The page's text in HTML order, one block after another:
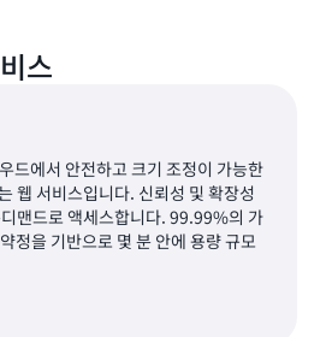
서비스가 긴밀하게 연결되어 있기
말합니다. “AWS 서비스를 사용하
구성할 수 있으므로 클라우드 설정
전하게 보호할 것이라 믿고 안심할
용하여 고객이 모든 금융 활동을 집
을 준수하도록 지원합니다. 활동 로
기다릴 필요 없이 중요한 데이터를
스
드에서 안전하고 크기 조정이 가능한
웹 서비스입니다. 신뢰성 및 확장성
맨드로 액세스합니다. 99.99%의 가
정을 기반으로 몇 분 안에 용량 규모